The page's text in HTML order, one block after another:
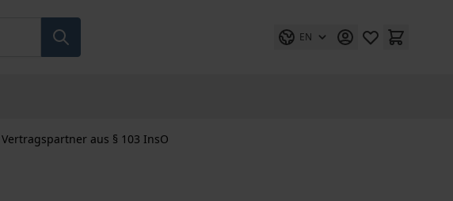
EN
aus § 103 InsO